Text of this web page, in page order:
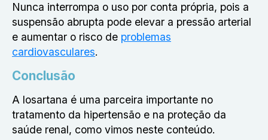
Nunca interrompa o uso por conta própria, pois a
suspensão abrupta pode elevar a pressão arterial
e aumentar o risco de problemas
cardiovasculares.
Conclusão
A losartana é uma parceira importante no
tratamento da hipertensão e na proteção da
saúde renal, como vimos neste conteúdo.